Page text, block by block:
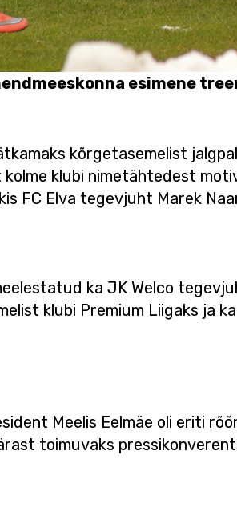
esimene
kõrgetasemelist
kolme klubi nimetähtedest
FC Elva tegevjuht Marek
ka JK Welco
klubi Premium Liigaks ja
Meelis Eelmäe oli eriti
toimuvaks